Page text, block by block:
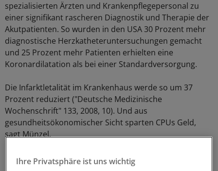
spezialisierten Ärzten und Krankenpflegepersonal zu
einer signifikant rascheren Diagnostik und Therapie der
Akutpatienten. So wurden in den USA 30 Prozent mehr
diagnostische Herzkatheteruntersuchungen gemacht
und 25 Prozent mehr Patienten erhielten eine
Koronardilatation als bei einer Standardversorgung.
Die Infarktletalität im Krankenhaus werde so um 37
Prozent reduziert ("Deutsche Medizinische
Wochenschrift" 133, 2008, 10). Und aus
gesundheitsökonomischer Sicht sparten CPUs Geld,
sagt Münzel.
Etwa 50 CPU gibt es bereits in Deutschland
Ihre Privatsphäre ist uns wichtig